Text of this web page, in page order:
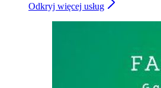
Odkryj więcej usług